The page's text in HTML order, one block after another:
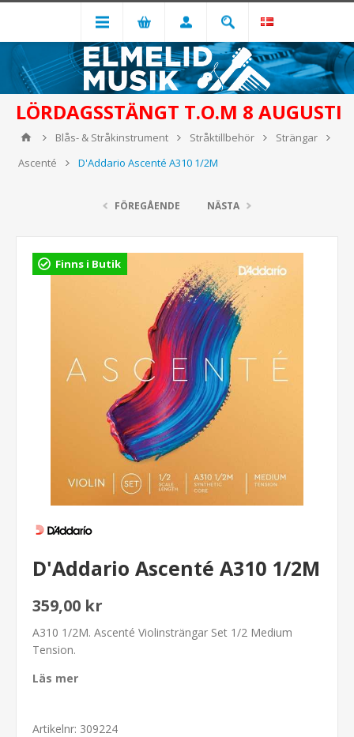
LÖRDAGSSTÄNGT T.O.M 8 AUGUSTI
Blås- & Stråkinstrument Stråktillbehör
Strängar
Ascenté
D'Addario Ascenté A310 1/2M
FÖREGÅENDE NÄSTA
Finns i Butik
D'Addario Ascenté A310 1/2M
359,00 kr
A310 1/2M. Ascenté Violinsträngar Set 1/2 Medium
Tension.
Läs mer
Artikelnr: 309224